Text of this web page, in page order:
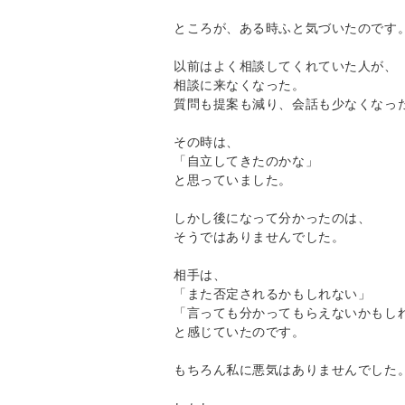
ところが、ある時ふと気づいたのです。
以前はよく相談してくれていた人が、
相談に来なくなった。
質問も提案も減り、会話も少なくなっ
その時は、
「自立してきたのかな」
と思っていました。
しかし後になって分かったのは、
そうではありませんでした。
相手は、
「また否定されるかもしれない」
「言っても分かってもらえないかもし
と感じていたのです。
もちろん私に悪気はありませんでした。